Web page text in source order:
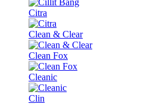
Citra
Clean & Clear
Clean Fox
Cleanic
Clin